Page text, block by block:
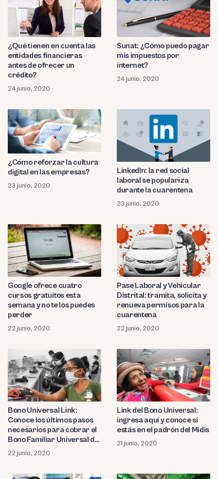
¿Qué tienen en cuenta las
entidades financieras
antes de ofrecer un
crédito?
24 junio, 2020
Sunat: ¿Cómo puedo pagar
mis impuestos por
internet?
24 junio, 2020
¿Cómo reforzar la cultura
digital en las empresas?
23 junio, 2020
LinkedIn: la red social
laboral se populariza
durante la cuarentena
23 junio, 2020
Google ofrece cuatro
cursos gratuitos esta
semana y no te los puedes
perder
22 junio, 2020
Pase Laboral y Vehicular
Distrital: tramita, solicita y
renueva permisos para la
cuarentena
22 junio, 2020
Bono Universal Link:
Conoce los últimos pasos
necesarios para cobrar el
Bono Familiar Universal de
760 soles
22 junio, 2020
Link del Bono Universal:
ingresa aquí y conoce si
estás en el padrón del Midis
21 junio, 2020